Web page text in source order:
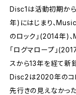
Disc1は活動初期か
年)にはじまり、
のロック」(2014年)
「ログマロープ」
スから13年を経て新
Disc2は2020年のコ
先行きの見えなかっ